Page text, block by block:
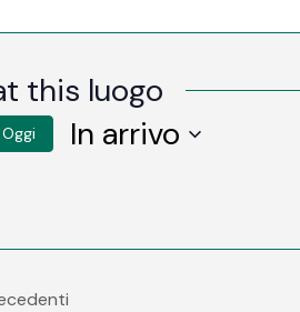
this luogo
Oggi In arrivo